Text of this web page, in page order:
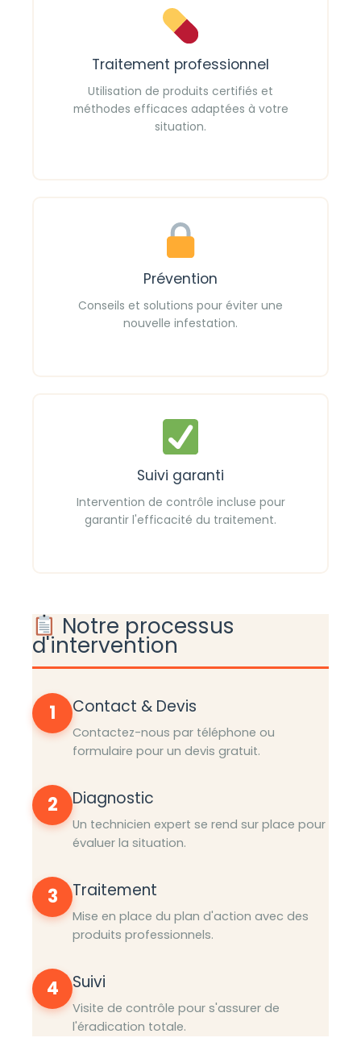
Traitement professionnel
Utilisation de produits certifiés et
méthodes efficaces adaptées à votre
situation.
Prévention
Conseils et solutions pour éviter une
nouvelle infestation.
Suivi garanti
Intervention de contrôle incluse pour
garantir l'efficacité du traitement.
Notre processus
d'intervention
1 Contact & Devis
Contactez-nous par téléphone ou
formulaire pour un devis gratuit.
2 Diagnostic
Un technicien expert se rend sur place pour
évaluer la situation.
3 Traitement
Mise en place du plan d'action avec des
produits professionnels.
4 Suivi
Visite de contrôle pour s'assurer de
l'éradication totale.